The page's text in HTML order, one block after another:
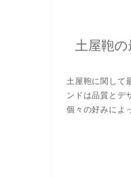
土屋鞄
土屋鞄に関して
ンドは品質とデ
個々の好みによ